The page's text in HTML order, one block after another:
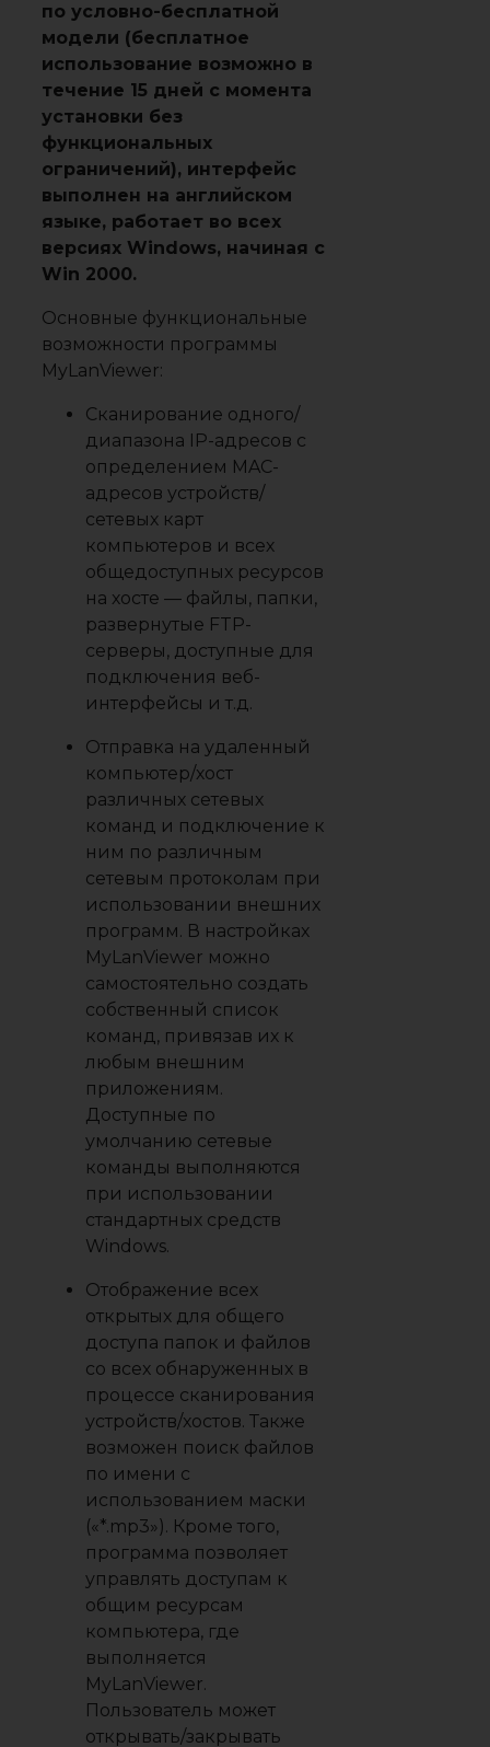
по условно-бесплатной
модели (бесплатное
использование возможно в
течение 15 дней с момента
установки без
функциональных
ограничений), интерфейс
выполнен на английском
языке, работает во всех
версиях Windows, начиная с
Win 2000.
Основные функциональные
возможности программы
MyLanViewer:
Сканирование одного/
диапазона IP-адресов с
определением MAC-
адресов устройств/
сетевых карт
компьютеров и всех
общедоступных ресурсов
на хосте — файлы, папки,
развернутые FTP-
серверы, доступные для
подключения веб-
интерфейсы и т.д.
Отправка на удаленный
компьютер/хост
различных сетевых
команд и подключение к
ним по различным
сетевым протоколам при
использовании внешних
программ. В настройках
MyLanViewer можно
самостоятельно создать
собственный список
команд, привязав их к
любым внешним
приложениям.
Доступные по
умолчанию сетевые
команды выполняются
при использовании
стандартных средств
Windows.
Отображение всех
открытых для общего
доступа папок и файлов
со всех обнаруженных в
процессе сканирования
устройств/хостов. Также
возможен поиск файлов
по имени с
использованием маски
(«*.mp3»). Кроме того,
программа позволяет
управлять доступам к
общим ресурсам
компьютера, где
выполняется
MyLanViewer.
Пользователь может
открывать/закрывать